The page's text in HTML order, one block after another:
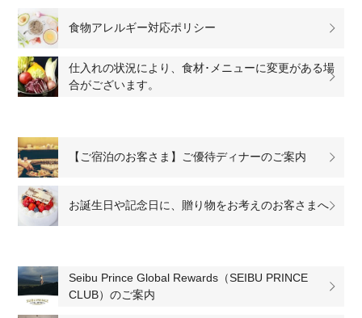
食物アレルギー対応ポリシー
仕入れの状況により、食材･メニューに変更がある場
合がございます。
【ご宿泊のお客さま】ご優待ディナーのご案内
お誕生日や記念日に、贈り物をお考えのお客さまへ
Seibu Prince Global Rewards（SEIBU PRINCE
CLUB）のご案内